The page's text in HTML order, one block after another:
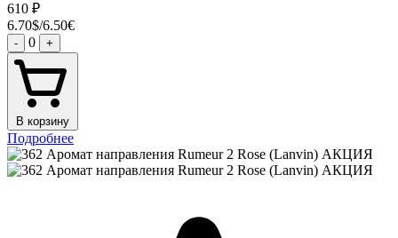
610 ₽
6.70$/6.50€
- 0 +
В корзину
Подробнее